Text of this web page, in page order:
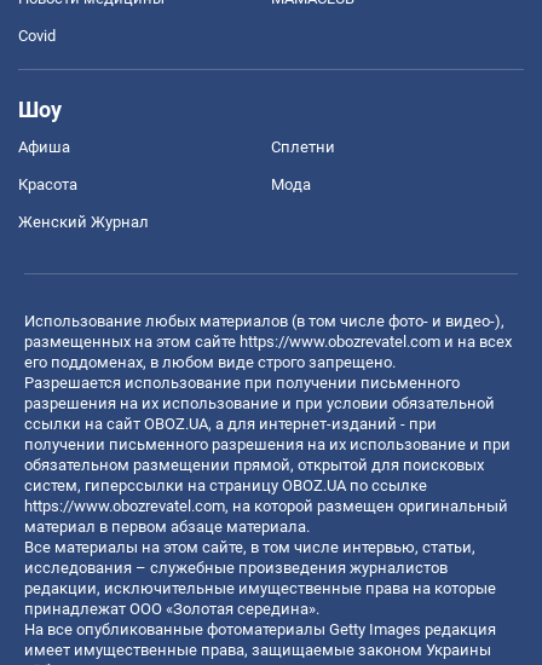
Covid
Шоу
Афиша Сплетни
Красота Мода
Женский Журнал
Использование любых материалов (в том числе фото- и видео-),
размещенных на этом сайте https://www.obozrevatel.com и на всех
его поддоменах, в любом виде строго запрещено.
Разрешается использование при получении письменного
разрешения на их использование и при условии обязательной
ссылки на сайт OBOZ.UA, а для интернет-изданий - при
получении письменного разрешения на их использование и при
обязательном размещении прямой, открытой для поисковых
систем, гиперссылки на страницу OBOZ.UA по ссылке
https://www.obozrevatel.com, на которой размещен оригинальный
материал в первом абзаце материала.
Все материалы на этом сайте, в том числе интервью, статьи,
исследования – служебные произведения журналистов
редакции, исключительные имущественные права на которые
принадлежат ООО «Золотая середина».
На все опубликованные фотоматериалы Getty Images редакция
имеет имущественные права, защищаемые законом Украины